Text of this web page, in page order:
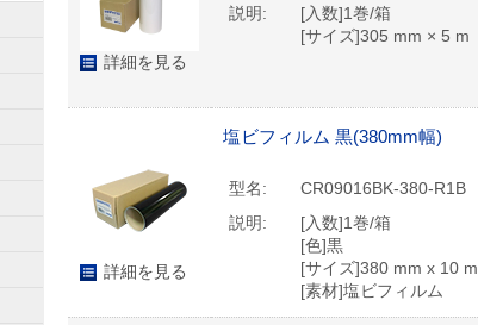
詳細を見る
説明:
[入数]1巻/箱
[サイズ]305 mm × 5 m
詳細を見る
塩ビフィルム 黒(380mm幅)
型名:
CR09016BK-380-R1B
説明:
[入数]1巻/箱
[色]黒
[サイズ]380 mm x 10 m
[素材]塩ビフィルム
[表面基材の厚さ]62 μm